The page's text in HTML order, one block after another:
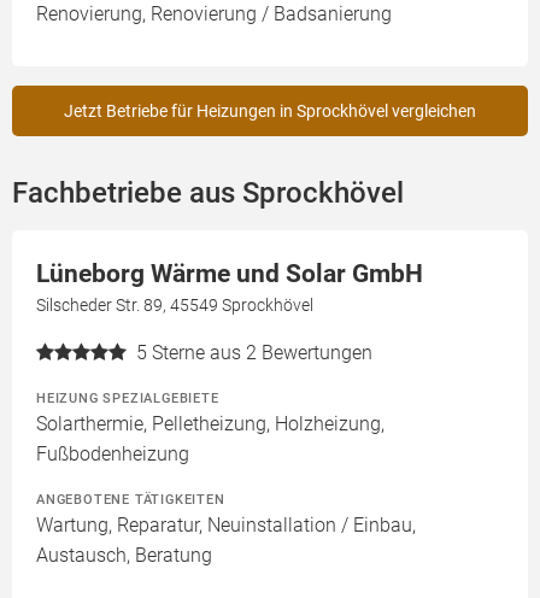
Renovierung, Renovierung / Badsanierung
Jetzt Betriebe für Heizungen in Sprockhövel vergleichen
Fachbetriebe aus Sprockhövel
Lüneborg Wärme und Solar GmbH
Silscheder Str. 89, 45549 Sprockhövel
5 Sterne aus 2 Bewertungen
HEIZUNG SPEZIALGEBIETE
Solarthermie, Pelletheizung, Holzheizung,
Fußbodenheizung
ANGEBOTENE TÄTIGKEITEN
Wartung, Reparatur, Neuinstallation / Einbau,
Austausch, Beratung